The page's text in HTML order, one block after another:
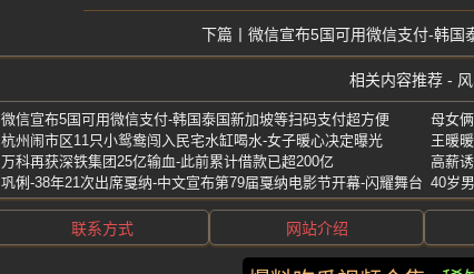
微信宣布5国可用微信支付-韩国
相关内容推荐 -
微信宣布5国可用微信支付-韩国泰国新加坡等扫码支付超方便
母女
杭州闹市区11只小鸳鸯闯入民宅水缸喝水-女子暖心决定曝光
王暖
万科再获深铁集团25亿输血-此前累计借款已超200亿
巩俐-38年21次出席戛纳-中文宣布第79届戛纳电影节开幕-闪耀舞台
联系方式 网站介绍